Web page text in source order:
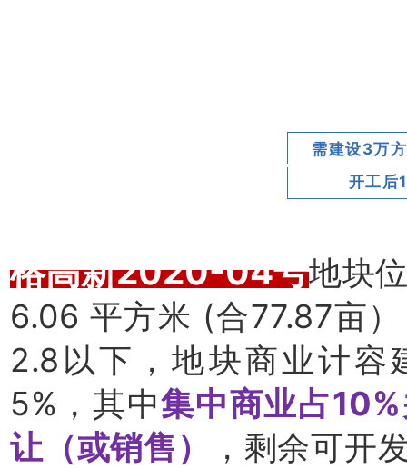
需建设3万
开工后
榕高新2020-04号地块
6.06 平方米 (合77.87亩
2.8以下，地块商业计容
5%，其中集中商业占
让（或销售）
，剩余可开